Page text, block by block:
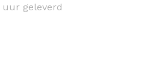
uur geleverd